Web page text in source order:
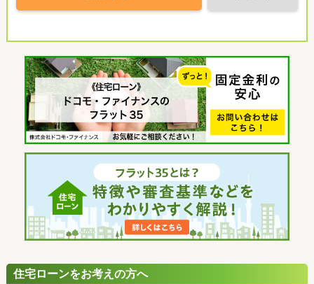
住宅ローンをお考えの方へ